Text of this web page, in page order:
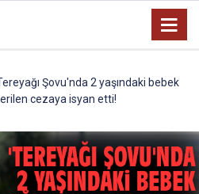
Şovu'nda 2 yaşındaki bebek
cezaya isyan etti!